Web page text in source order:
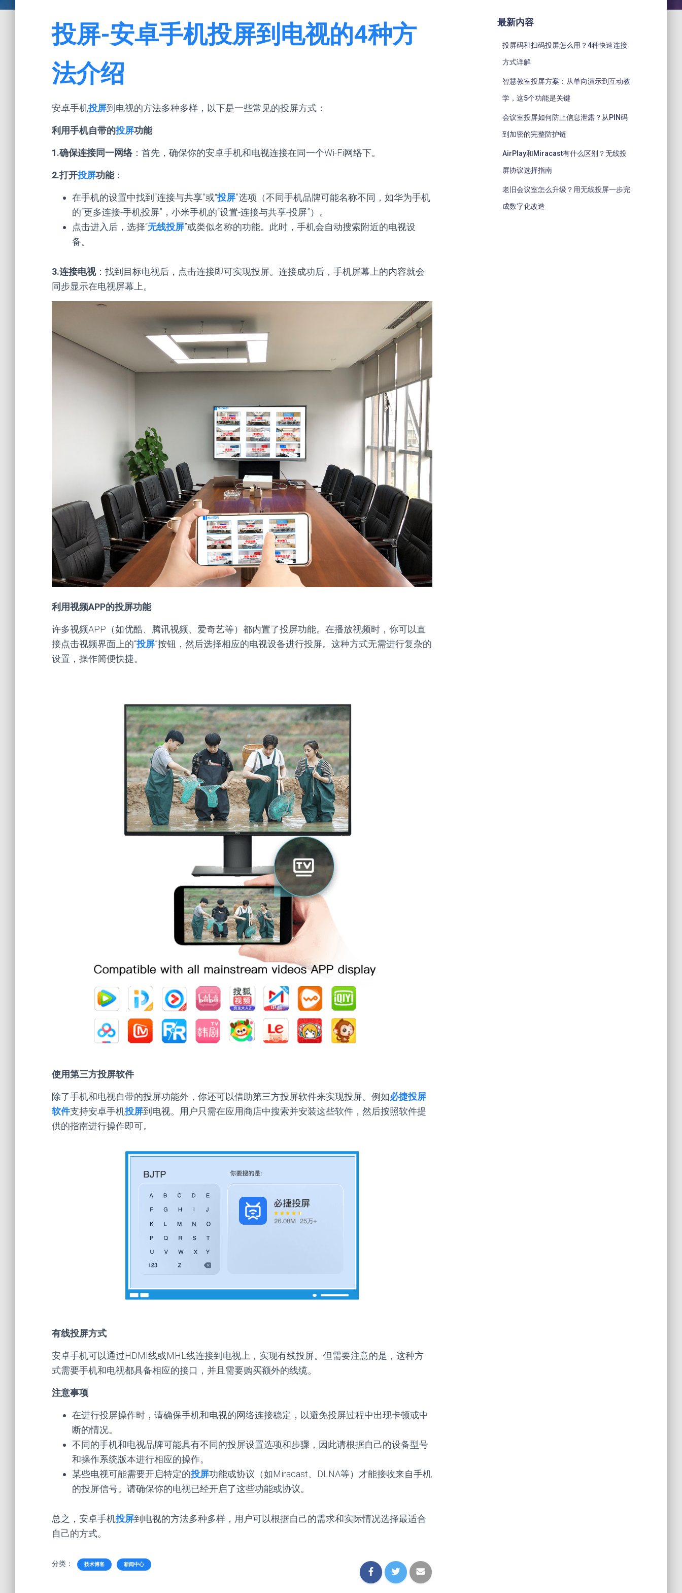
投屏-安卓手机投屏到电视的4种方
法介绍
安卓手机投屏到电视的方法多种多样，以下是一些常见的投屏方式：
利用手机自带的投屏功能
1.确保连接同一网络：首先，确保你的安卓手机和电视连接在同一个Wi-Fi网络下。
2.打开投屏功能：
在手机的设置中找到“连接与共享”或“投屏”选项（不同手机品牌可能名称不同，如华为手机
的“更多连接-手机投屏”，小米手机的“设置-连接与共享-投屏”）。
点击进入后，选择“无线投屏”或类似名称的功能。此时，手机会自动搜索附近的电视设
备。
3.连接电视：找到目标电视后，点击连接即可实现投屏。连接成功后，手机屏幕上的内容就会
同步显示在电视屏幕上。
利用视频APP的投屏功能
许多视频APP（如优酷、腾讯视频、爱奇艺等）都内置了投屏功能。在播放视频时，你可以直
接点击视频界面上的“投屏”按钮，然后选择相应的电视设备进行投屏。这种方式无需进行复杂的
设置，操作简便快捷。
使用第三方投屏软件
除了手机和电视自带的投屏功能外，你还可以借助第三方投屏软件来实现投屏。例如必捷投屏
软件支持安卓手机投屏到电视。用户只需在应用商店中搜索并安装这些软件，然后按照软件提
供的指南进行操作即可。
有线投屏方式
安卓手机可以通过HDMI线或MHL线连接到电视上，实现有线投屏。但需要注意的是，这种方
式需要手机和电视都具备相应的接口，并且需要购买额外的线缆。
注意事项
在进行投屏操作时，请确保手机和电视的网络连接稳定，以避免投屏过程中出现卡顿或中
断的情况。
不同的手机和电视品牌可能具有不同的投屏设置选项和步骤，因此请根据自己的设备型号
和操作系统版本进行相应的操作。
某些电视可能需要开启特定的投屏功能或协议（如Miracast、DLNA等）才能接收来自手机
的投屏信号。请确保你的电视已经开启了这些功能或协议。
总之，安卓手机投屏到电视的方法多种多样，用户可以根据自己的需求和实际情况选择最适合
自己的方式。
分类： 技术博客 新闻中心
最新内容
投屏码和扫码投屏怎么用？4种快速连接
方式详解
智慧教室投屏方案：从单向演示到互动教
学，这5个功能是关键
会议室投屏如何防止信息泄露？从PIN码
到加密的完整防护链
AirPlay和Miracast有什么区别？无线投
屏协议选择指南
老旧会议室怎么升级？用无线投屏一步完
成数字化改造